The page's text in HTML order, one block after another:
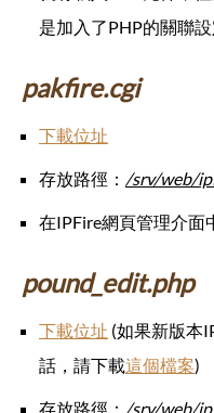
是加入了PHP的關聯設
pakfire.cgi
下載位址
存放路徑： /srv/web/
在IPFire網頁管理介面
pound_edit.php
下載位址 (如果新版本
話，請下載這個檔案)
存放路徑： /srv/web/